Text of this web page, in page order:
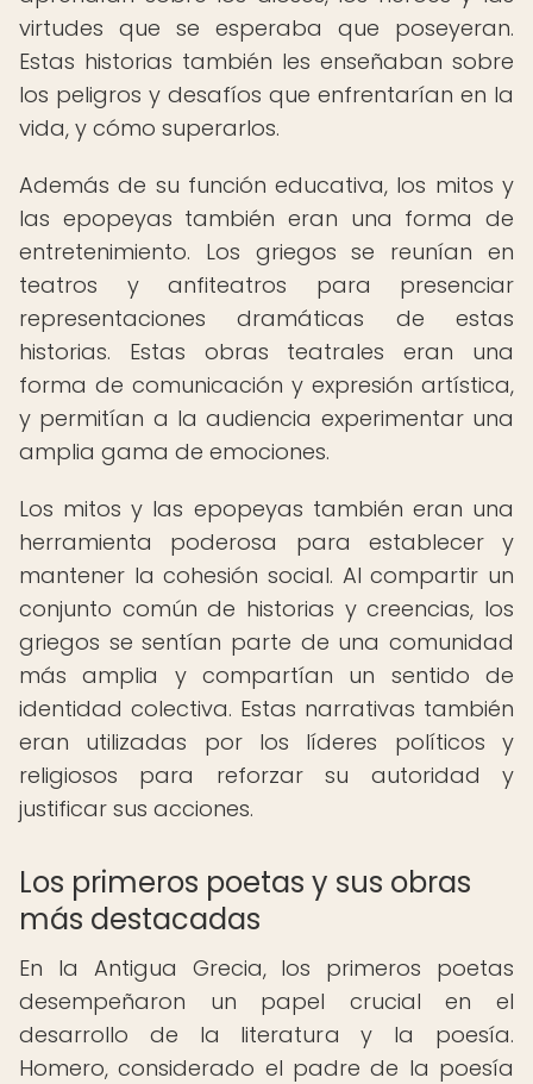
virtudes que se esperaba que poseyeran.
Estas historias también les enseñaban sobre
los peligros y desafíos que enfrentarían en la
vida, y cómo superarlos.
Además de su función educativa, los mitos y
las epopeyas también eran una forma de
entretenimiento. Los griegos se reunían en
teatros y anfiteatros para presenciar
representaciones dramáticas de estas
historias. Estas obras teatrales eran una
forma de comunicación y expresión artística,
y permitían a la audiencia experimentar una
amplia gama de emociones.
Los mitos y las epopeyas también eran una
herramienta poderosa para establecer y
mantener la cohesión social. Al compartir un
conjunto común de historias y creencias, los
griegos se sentían parte de una comunidad
más amplia y compartían un sentido de
identidad colectiva. Estas narrativas también
eran utilizadas por los líderes políticos y
religiosos para reforzar su autoridad y
justificar sus acciones.
Los primeros poetas y sus obras
más destacadas
En la Antigua Grecia, los primeros poetas
desempeñaron un papel crucial en el
desarrollo de la literatura y la poesía.
Homero, considerado el padre de la poesía